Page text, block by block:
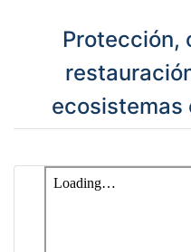
Protección,
ecosistemas